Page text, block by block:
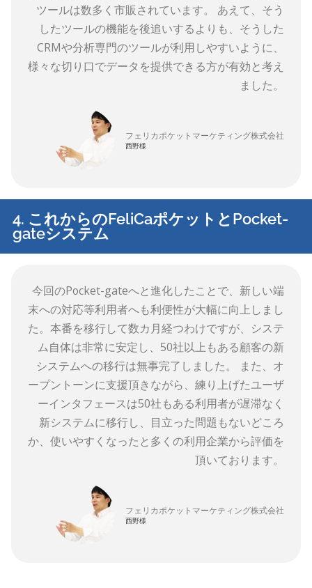
ツールは数多く市販されています。 あえて、そう
したツールの機能を後追いするよりも、そうした
CRMや分析専門のツールが利用しやすいように、
様々な切り口でデータを提供できる方が有効と考え
ました。
フェリカポケットマーケティング株式会社
西野様
4. これからのFeliCaポケットとPocket-
gateシステム
今回のPocket-gateへと進化したことで、新しい端
末への対応等利用者へも利便性が大幅に向上しまし
た。本番を移行して数カ月経つわけですが、システ
ム自体は非常に安定し、50社以上もある顧客の新
システムへの移行は無事完了しました。 また、オ
ープントーンに支援頂きながら、練り上げたユーザ
ーインタフェースは50社もある利用者が遅滞なく
新システムに移行し、目立った問題もないどころ
か、使いやすくなったと多くの利用企業から評価を
頂いております。
フェリカポケットマーケティング株式会社
西野様